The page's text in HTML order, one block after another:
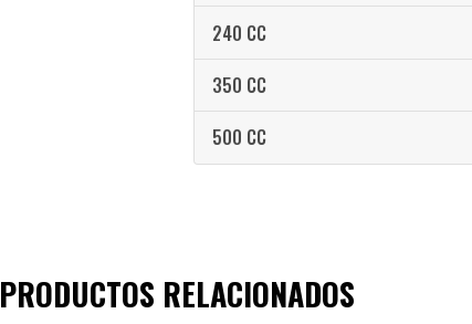
240 CC
350 CC
500 CC
PRODUCTOS RELACIONADOS